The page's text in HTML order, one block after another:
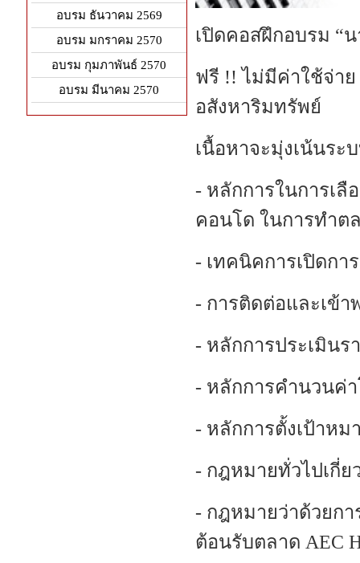
อบรม ธันวาคม 2569
อบรม มกราคม 2570
อบรม กุมภาพันธ์ 2570
อบรม มีนาคม 2570
เปิดคอสฝึกอบรม “
ฟรี !! ไม่มีค่าใช้จ่าย
อสังหาริมทรัพย์
เนื้อหาจะมุ่งเน้นระ
- หลักการในการเ
คอนโด ในการทำ
- เทคนิคการเปิดก
- การติดต่อและเข้า
- หลักการประเมิน
- หลักการคำนวนค่
- หลักการตั้งเป้าห
- กฎหมายทั่วไปเกี่
- กฎหมายว่าด้วยก
ต้อนรับตลาด AEC